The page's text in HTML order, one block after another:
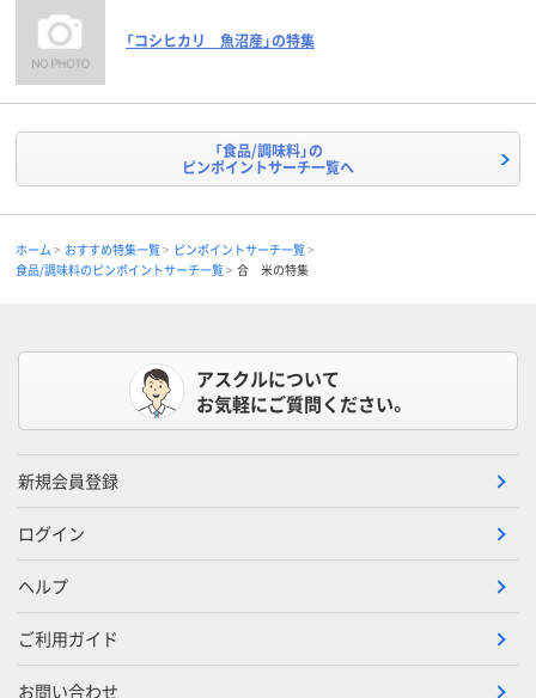
「コシヒカリ 魚沼産」の特集
「食品/調味料」の
ピンポイントサーチ一覧へ
ホーム おすすめ特集一覧
ピンポイントサーチ一覧
食品/調味料のピンポイントサーチ一覧
合 米の特集
アスクルについて
お気軽にご質問ください。
新規会員登録
ログイン
ヘルプ
ご利用ガイド
お問い合わせ